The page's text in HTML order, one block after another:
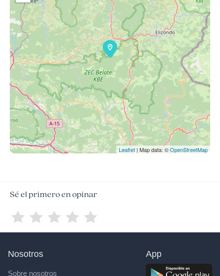
Leaflet | Map data: ©OpenStreetMap
Sé el primero en opinar
Nosotros
Sobre nosotros
App